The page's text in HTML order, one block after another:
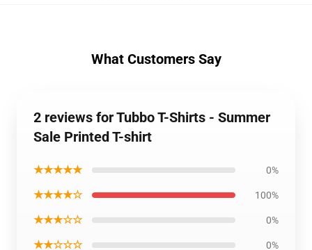
What Customers Say
2 reviews for Tubbo T-Shirts - Summer
Sale Printed T-shirt
★★★★★ 0%
★★★★☆ 100%
★★★☆☆ 0%
★★☆☆☆ 0%